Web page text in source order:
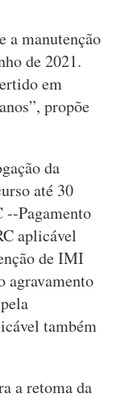
a manutenção
de 2021.
em
propõe
da
até 30
--Pagamento
aplicável
de IMI
agravamento
também
a retoma da